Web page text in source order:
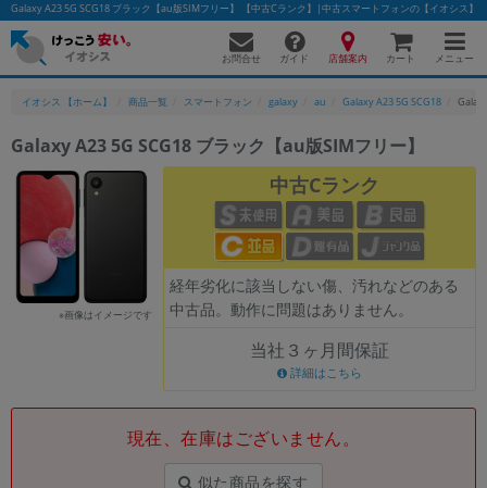
Galaxy A23 5G SCG18 ブラック【au版SIMフリー】 【中古Cランク】|中古スマートフォンの【イオシス】
お問合せ ガイド 店舗案内 カート メニュー
イオシス 【ホーム】 商品一覧 スマートフォン galaxy au Galaxy A23 5G SCG18
Galaxy A23 5G SCG18 ブラック【au版SIMフリー】
※画像はイメージです
中古Cランク
経年劣化に該当しない傷、汚れなどのある
中古品。動作に問題はありません。
当社３ヶ月間保証
詳細はこちら
現在、在庫はございません。
似た商品を探す
かんたんパソコン検索に切り替える
フリーワード
除外ワード
EliteBookMacBook
「スマートフォン」「タブレット」など
商品シリーズ名・ブランド名の絞り込み。